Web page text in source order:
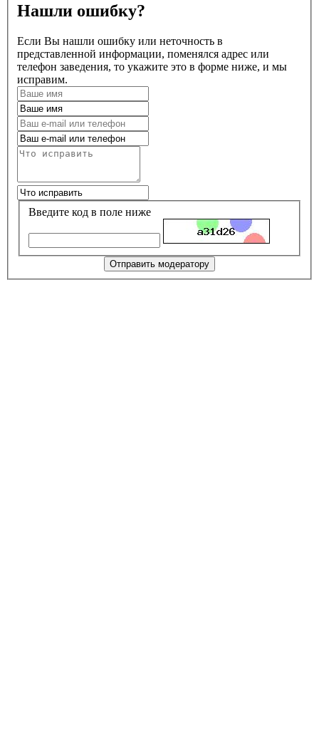
Нашли ошибку?
Если Вы нашли ошибку или неточность в
представленной информации, поменялся адрес или
телефон заведения, то укажите это в форме ниже, и мы
исправим.
Введите код в поле ниже
Отправить модератору